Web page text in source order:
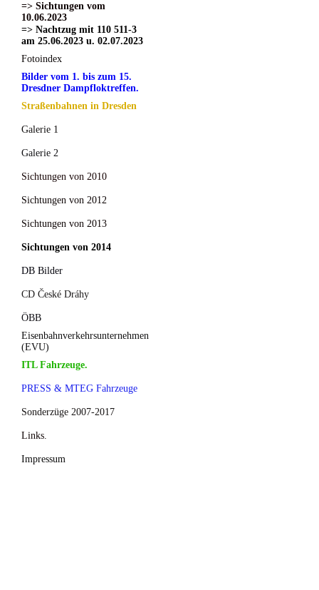
=> Sichtungen vom
10.06.2023
=> Nachtzug mit 110 511-3
am 25.06.2023 u. 02.07.2023
Fotoindex
Bilder vom 1. bis zum 15.
Dresdner Dampfloktreffen.
Straßenbahnen in Dresden
Galerie 1
Galerie 2
Sichtungen von 2010
Sichtungen von 2012
Sichtungen von 2013
Sichtungen von 2014
DB Bilder
CD České Dráhy
ÖBB
Eisenbahnverkehrsunternehmen
(EVU)
ITL Fahrzeuge.
PRESS & MTEG Fahrzeuge
Sonderzüge 2007-2017
Links.
Impressum